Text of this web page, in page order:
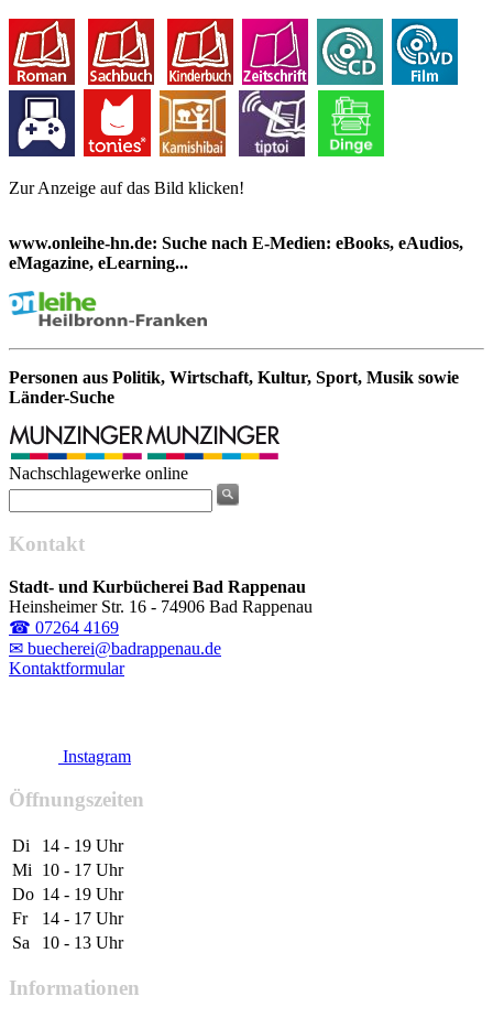
Zur Anzeige auf das Bild klicken!
www.onleihe-hn.de: Suche nach E-Medien: eBooks, eAudios,
eMagazine, eLearning...
Personen aus Politik, Wirtschaft, Kultur, Sport, Musik sowie
Länder-Suche
Nachschlagewerke online
Kontakt
Stadt- und Kurbücherei Bad Rappenau
Heinsheimer Str. 16 - 74906 Bad Rappenau
☎ 07264 4169
✉ buecherei@badrappenau.de
Kontaktformular
Instagram
Öffnungszeiten
Di
14 - 19 Uhr
Mi
10 - 17 Uhr
Do 14 - 19 Uhr
Fr
14 - 17 Uhr
Sa
10 - 13 Uhr
Informationen